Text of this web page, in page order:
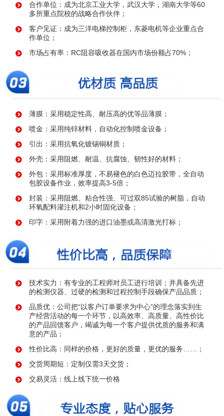
合作单位：成为北京工业大学，武汉大学，湖南大学等60
多所重点院校的战略合作伙伴；
客户见证：成为三洋电梯控制柜，东菱电机等企业重点合
作单位；
市场占有率：RC阻容吸收器在国内市场份额占70%；
薄膜：采用稳定性高、耐压高的优等品薄膜；
喷金：采用纯锌材料，自动化控制喷金设备；
引出：采用抗氧化镀锡铜材质；
外壳：采用阻燃、耐温、抗腐蚀、韧性好的材料；
外包：采用标准厚度，不易褪色的白色迈拉胶带，全自动
包胶设备作业，效率提高3-5倍；
封装：采用阻燃、粘合性强、可过双85试验的树脂，自动
环氧配料灌注机和2小时固化设备；
印字：采用附着力强的进口油墨或高清激光打标；
技术实力：有专业的工程师对员工进行培训；并具备先进
的检测仪器、过硬的检测和过程控制手段确保产品品质；
品质优：公司把“以客户订单要求为中心”的理念落实到生
产经营活动的每一个环节，以高效率、高质量、高性价比
的产品回馈客户，竭诚为每一个客户提供优质的服务和满
意的产品；
性价比高：同样的价格，更好的质量，更优的服务……；
交货周期短：定制仅需3天交货；
交易灵活：线上线下统一价格